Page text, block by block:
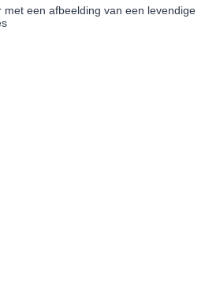
een afbeelding van een levendige